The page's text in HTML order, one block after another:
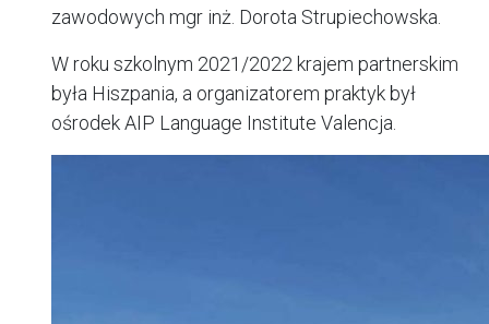
zawodowych mgr inż. Dorota Strupiechowska.
W roku szkolnym 2021/2022 krajem partnerskim
była Hiszpania, a organizatorem praktyk był
ośrodek AIP Language Institute Valencja.